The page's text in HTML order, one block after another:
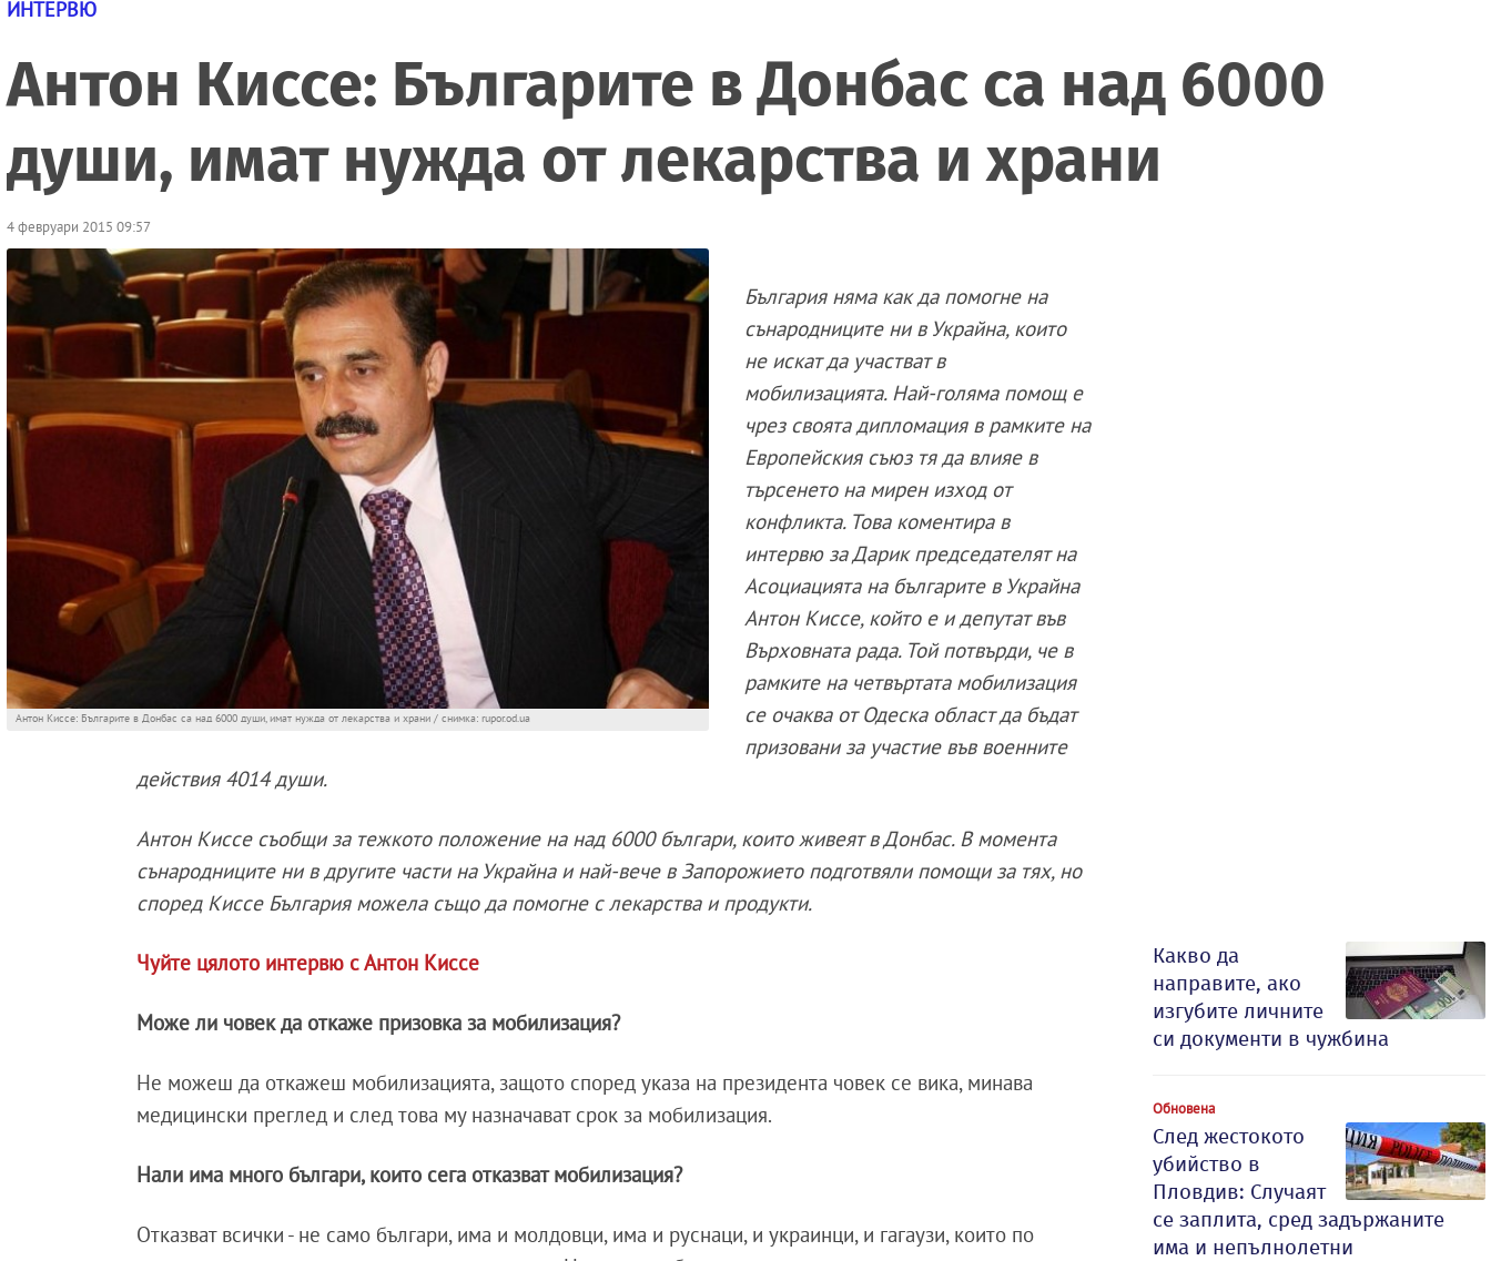
ИНТЕРВЮ
Антон Киссе: Българите в Донбас са над 6000
души, имат нужда от лекарства и храни
4 февруари 2015 09:57
Антон Киссе: Българите в Донбас са над 6000 души, имат нужда от лекарства и храни / снимка: rupor.od.ua
България няма как да помогне на
сънародниците ни в Украйна, които
не искат да участват в
мобилизацията. Най-голяма помощ е
чрез своята дипломация в рамките на
Европейския съюз тя да влияе в
търсенето на мирен изход от
конфликта. Това коментира в
интервю за Дарик председателят на
Асоциацията на българите в Украйна
Антон Киссе, който е и депутат във
Върховната рада. Той потвърди, че в
рамките на четвъртата мобилизация
се очаква от Одеска област да бъдат
призовани за участие във военните
действия 4014 души.
Антон Киссе съобщи за тежкото положение на над 6000 българи, които живеят в Донбас. В момента
сънародниците ни в другите части на Украйна и най-вече в Запорожието подготвяли помощи за тях, но
според Киссе България можела също да помогне с лекарства и продукти.
Чуйте цялото интервю с Антон Киссе
Може ли човек да откаже призовка за мобилизация?
Не можеш да откажеш мобилизацията, защото според указа на президента човек се вика, минава
медицински преглед и след това му назначават срок за мобилизация.
Нали има много българи, които сега отказват мобилизация?
Отказват всички - не само българи, има и молдовци, има и руснаци, и украинци, и гагаузи, които по
Какво да
направите, ако
изгубите личните
си документи в чужбина
Обновена
След жестокото
убийство в
Пловдив: Случаят
се заплита, сред задържаните
има и непълнолетни